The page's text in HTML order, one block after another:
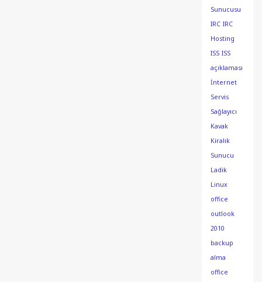
Sunucusu
IRC IRC
Hosting
ISS ISS
açıklaması
İnternet
Servis
Sağlayıcı
Kavak
Kiralık
Sunucu
Ladik
Linux
office
outlook
2010
backup
alma
office